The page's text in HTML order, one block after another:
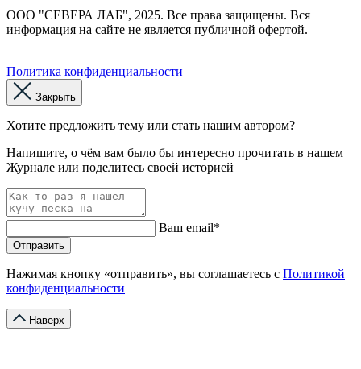
ООО "СЕВЕРА ЛАБ", 2025. Все права защищены. Вся
информация на сайте не является публичной офертой.
Политика конфиденциальности
Закрыть
Хотите предложить тему или стать нашим автором?
Напишите, о чём вам было бы интересно прочитать в нашем
Журнале или поделитесь своей историей
Ваш email*
Отправить
Нажимая кнопку «отправить», вы соглашаетесь с Политикой
конфиденциальности
Наверх